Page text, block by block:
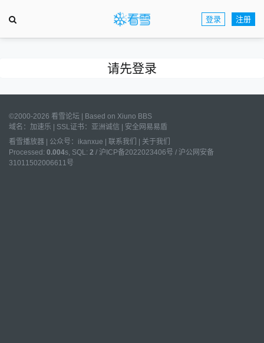
登录 注册
请先登录
©2000-2026 看雪论坛 | Based on Xiuno BBS
域名： 加速乐 | SSL证书： 亚洲诚信
安全网易易盾
看雪播放器
公众号：ikanxue 联系我们
关于我们
Processed: 0.004s, SQL: 2 / 沪ICP备2022023406号 / 沪公网安备
31011502006611号